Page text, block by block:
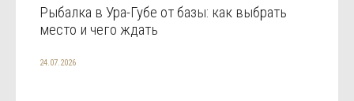
Рыбалка в Ура-Губе от базы: как выбрать
место и чего ждать
24.07.2026